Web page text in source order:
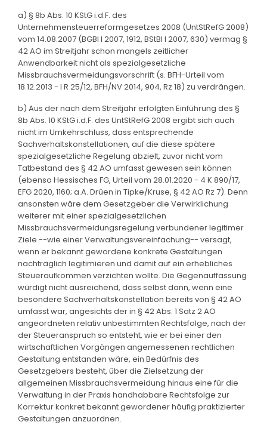
a) § 8b Abs. 10 KStG i.d.F. des
Unternehmensteuerreformgesetzes 2008 (UntStRefG 2008)
vom 14.08.2007 (BGBl I 2007, 1912, BStBl I 2007, 630) vermag §
42 AO im Streitjahr schon mangels zeitlicher
Anwendbarkeit nicht als spezialgesetzliche
Missbrauchsvermeidungsvorschrift (s. BFH-Urteil vom
18.12.2013 - I R 25/12, BFH/NV 2014, 904, Rz 18) zu verdrängen.
b) Aus der nach dem Streitjahr erfolgten Einführung des §
8b Abs. 10 KStG i.d.F. des UntStRefG 2008 ergibt sich auch
nicht im Umkehrschluss, dass entsprechende
Sachverhaltskonstellationen, auf die diese spätere
spezialgesetzliche Regelung abzielt, zuvor nicht vom
Tatbestand des § 42 AO umfasst gewesen sein können
(ebenso Hessisches FG, Urteil vom 28.01.2020 - 4 K 890/17,
EFG 2020, 1160; a.A. Drüen in Tipke/Kruse, § 42 AO Rz 7). Denn
ansonsten wäre dem Gesetzgeber die Verwirklichung
weiterer mit einer spezialgesetzlichen
Missbrauchsvermeidungsregelung verbundener legitimer
Ziele --wie einer Verwaltungsvereinfachung-- versagt,
wenn er bekannt gewordene konkrete Gestaltungen
nachträglich legitimieren und damit auf ein erhebliches
Steueraufkommen verzichten wollte. Die Gegenauffassung
würdigt nicht ausreichend, dass selbst dann, wenn eine
besondere Sachverhaltskonstellation bereits von § 42 AO
umfasst war, angesichts der in § 42 Abs. 1 Satz 2 AO
angeordneten relativ unbestimmten Rechtsfolge, nach der
der Steueranspruch so entsteht, wie er bei einer den
wirtschaftlichen Vorgängen angemessenen rechtlichen
Gestaltung entstanden wäre, ein Bedürfnis des
Gesetzgebers besteht, über die Zielsetzung der
allgemeinen Missbrauchsvermeidung hinaus eine für die
Verwaltung in der Praxis handhabbare Rechtsfolge zur
Korrektur konkret bekannt gewordener häufig praktizierter
Gestaltungen anzuordnen.